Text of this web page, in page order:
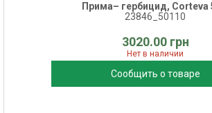
Прима– гербицид, Corteva
23846_50110
3020.00 грн
Нет в наличии
Сообщить о товаре